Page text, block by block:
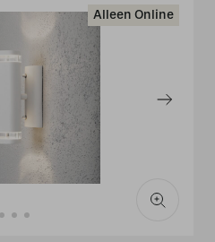
Alleen Online